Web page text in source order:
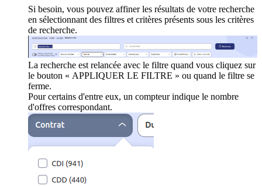
Si besoin, vous pouvez affiner les résultats de votre recherche
en sélectionnant des filtres et critères présents sous les critères
de recherche.
La recherche est relancée avec le filtre quand vous cliquez sur
le bouton « APPLIQUER LE FILTRE » ou quand le filtre se
ferme.
Pour certains d'entre eux, un compteur indique le nombre
d'offres correspondant.